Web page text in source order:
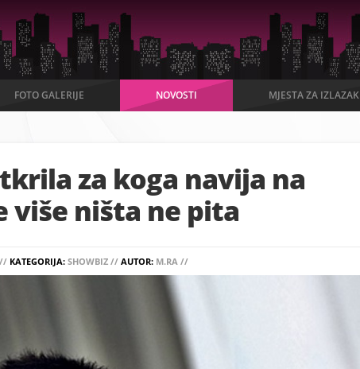
FOTO GALERIJE NOVOSTI MJESTA ZA IZLAZAK
za koga navija na
više ništa ne pita
// KATEGORIJA: SHOWBIZ // AUTOR: M.RA //